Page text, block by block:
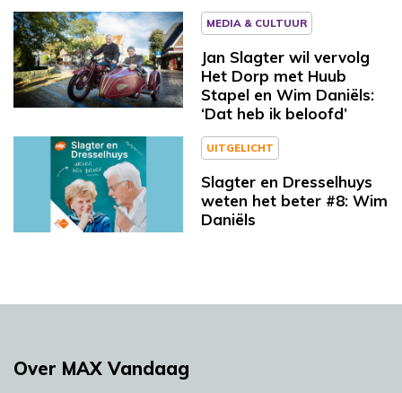
MEDIA & CULTUUR
Jan Slagter wil vervolg
Het Dorp met Huub
Stapel en Wim Daniëls:
‘Dat heb ik beloofd’
UITGELICHT
Slagter en Dresselhuys
weten het beter #8: Wim
Daniëls
Over MAX Vandaag